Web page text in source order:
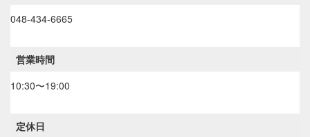
048-434-6665
営業時間
10:30〜19:00
定休日